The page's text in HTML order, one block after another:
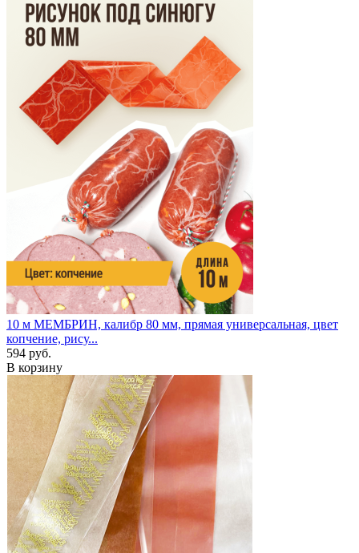
10 м МЕМБРИН, калибр 80 мм, прямая универсальная, цвет
копчение, рису...
594 руб.
В корзину